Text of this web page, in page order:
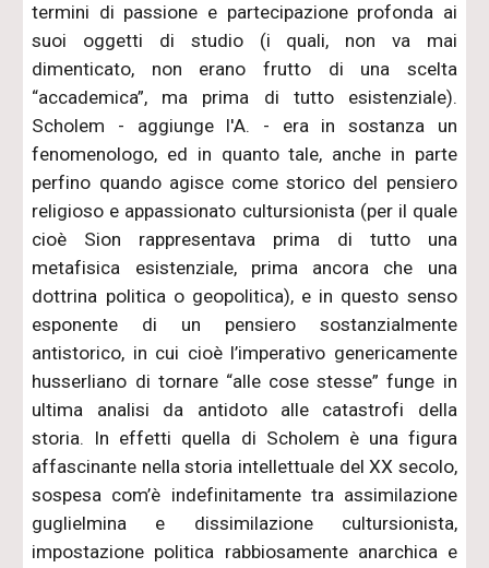
termini di passione e partecipazione profonda ai
suoi oggetti di studio (i quali, non va mai
dimenticato, non erano frutto di una scelta
“accademica”, ma prima di tutto esistenziale).
Scholem - aggiunge l'A. - era in sostanza un
fenomenologo, ed in quanto tale, anche in parte
perfino quando agisce come storico del pensiero
religioso e appassionato cultursionista (per il quale
cioè Sion rappresentava prima di tutto una
metafisica esistenziale, prima ancora che una
dottrina politica o geopolitica), e in questo senso
esponente di un pensiero sostanzialmente
antistorico, in cui cioè l’imperativo genericamente
husserliano di tornare “alle cose stesse” funge in
ultima analisi da antidoto alle catastrofi della
storia. In effetti quella di Scholem è una figura
affascinante nella storia intellettuale del XX secolo,
sospesa com’è indefinitamente tra assimilazione
guglielmina e dissimilazione cultursionista,
impostazione politica rabbiosamente anarchica e